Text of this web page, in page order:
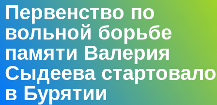
Первенство по
вольной борьбе
памяти Валерия
Сыдеева стартовало
в Бурятии